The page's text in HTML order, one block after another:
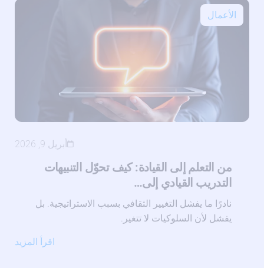
الأعمال
أبريل 9, 2026
من التعلم إلى القيادة: كيف تحوّل التنبيهات
التدريب القيادي إلى…
نادرًا ما يفشل التغيير الثقافي بسبب الاستراتيجية. بل
يفشل لأن السلوكيات لا تتغير.
اقرأ المزيد